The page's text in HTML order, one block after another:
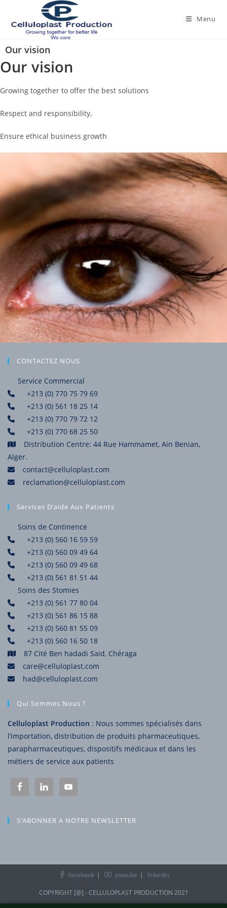
Menu
Our vision
Our vision
Growing together to offer the best solutions
Respect and responsibility,
Ensure ethical business growth
CONTACTEZ NOUS
Service Commercial
+213 (0) 770 75 79 69
+213 (0) 561 18 25 14
+213 (0) 770 79 72 12
+213 (0) 770 68 25 50
Distribution Centre: 44 Rue Hammamet, Ain Benian,
Alger.
contact@celluloplast.com
reclamation@celluloplast.com
Services D’aide Aux Patients
Soins de Continence
+213 (0) 560 16 59 59
+213 (0) 560 09 49 64
+213 (0) 560 09 49 68
+213 (0) 561 81 51 44
Soins des Stomies
+213 (0) 561 77 80 04
+213 (0) 561 86 15 88
+213 (0) 560 81 55 09
+213 (0) 560 16 50 18
87 Cité Ben hadadi Said, Chéraga
care@celluloplast.com
had@celluloplast.com
Qui Sommes Nous ?
Celluloplast Production : Nous sommes spécialisés dans
l’importation, distribution de produits pharmaceutiques,
parapharmaceutiques, dispositifs médicaux et dans les
métiers de service aux patients
S’ABONNER A NOTRE NEWSLETTER
facebook youtube linkedin
COPYRIGHT [@] - CELLULOPLAST PRODUCTION 2021